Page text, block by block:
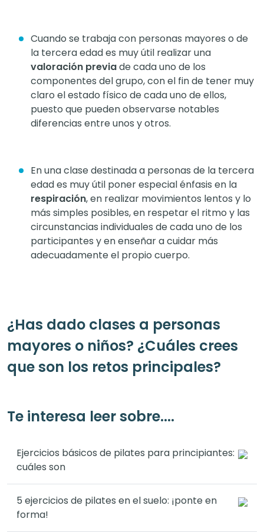
Cuando se trabaja con personas mayores o de
la tercera edad es muy útil realizar una
valoración previade cada uno de los
componentes del grupo, con el fin de tener muy
claro el estado físico de cada uno de ellos,
puesto que pueden observarse notables
diferencias entre unos y otros.
En una clase destinada a personas de la tercera
edad es muy útil poner especial énfasis en la
respiración, en realizar movimientos lentos y lo
más simples posibles, en respetar el ritmo y las
circunstancias individuales de cada uno de los
participantes y en enseñar a cuidar más
adecuadamente el propio cuerpo.
¿Has dado clases a personas
mayores o niños? ¿Cuáles crees
que son los retos principales?
Te interesa leer sobre....
Ejercicios básicos de pilates para principiantes:
cuáles son
5 ejercicios de pilates en el suelo: ¡ponte en
forma!